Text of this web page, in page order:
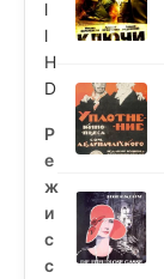
l
l
H
D
Р
е
ж
и
с
с